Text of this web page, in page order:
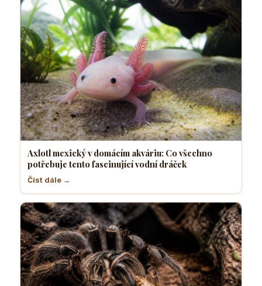
Axlotl mexický v domácím akváriu: Co všechno
potřebuje tento fascinující vodní dráček
Číst dále →